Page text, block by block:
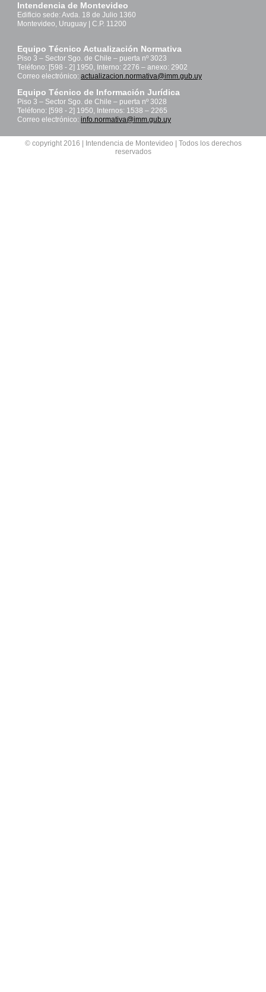
Intendencia de Montevideo
Edificio sede: Avda. 18 de Julio 1360
Montevideo, Uruguay | C.P. 11200
Equipo Técnico Actualización Normativa
Piso 3 – Sector Sgo. de Chile – puerta nº 3023
Teléfono: [598 - 2] 1950, Interno: 2276 – anexo: 2902
Correo electrónico: actualizacion.normativa@imm.gub.uy
Equipo Técnico de Información Jurídica
Piso 3 – Sector Sgo. de Chile – puerta nº 3028
Teléfono: [598 - 2] 1950, Internos: 1538 – 2265
Correo electrónico: info.normativa@imm.gub.uy
© copyright 2016 | Intendencia de Montevideo | Todos los derechos
reservados